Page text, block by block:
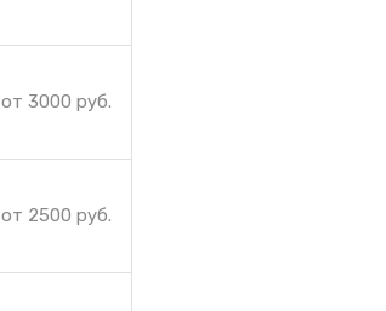
от 3000 руб.
от 2500 руб.